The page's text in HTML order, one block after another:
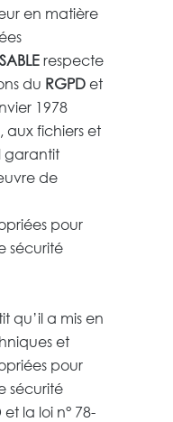
en matière
respecte
du RGPDet
1978
aux fichiers et
garantit
de
pour
sécurité
qu’il a mis en
et
pour
sécurité
la loi n° 78-